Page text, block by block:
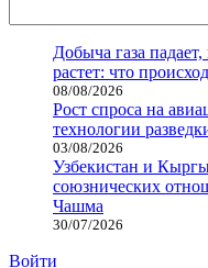
Добыча газа
растет: что
08/08/2026
Рост спроса на
технологии
03/08/2026
Узбекистан и
союзнических
Чашма
30/07/2026
Войти